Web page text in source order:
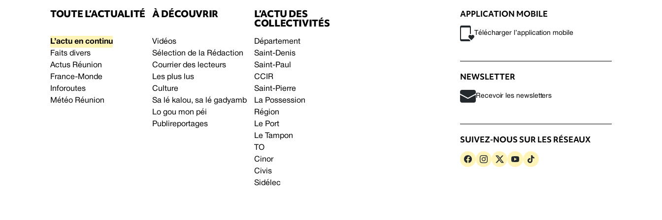
TOUTE L’ACTUALITÉ
L’actu en continu
Faits divers
Actus Réunion
France-Monde
Inforoutes
Météo Réunion
À DÉCOUVRIR
Vidéos
Sélection de la Rédaction
Courrier des lecteurs
Les plus lus
Culture
Sa lé kalou, sa lé gadyamb
Lo gou mon péi
Publireportages
L’ACTU DES
COLLECTIVITÉS
Département
Saint-Denis
Saint-Paul
CCIR
Saint-Pierre
La Possession
Région
Le Port
Le Tampon
TO
Cinor
Civis
Sidélec
APPLICATION MOBILE
Télécharger l’application mobile
NEWSLETTER
Recevoir les newsletters
SUIVEZ-NOUS SUR LES RÉSEAUX